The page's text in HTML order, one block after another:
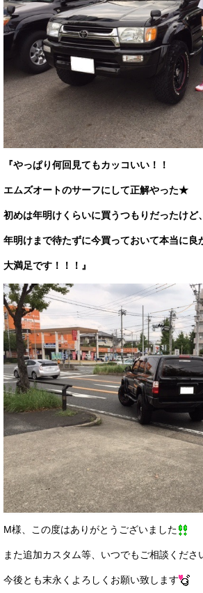
『やっぱり何回見てもカッコいい！！
エムズオートのサーフにして正解やった★
初めは年明けくらいに買うつもりだったけど、
年明けまで待たずに今買っておいて本当に良
大満足です！！！』
M様、この度はありがとうございました
また追加カスタム等、いつでもご相談くださ
今後とも末永くよろしくお願い致します